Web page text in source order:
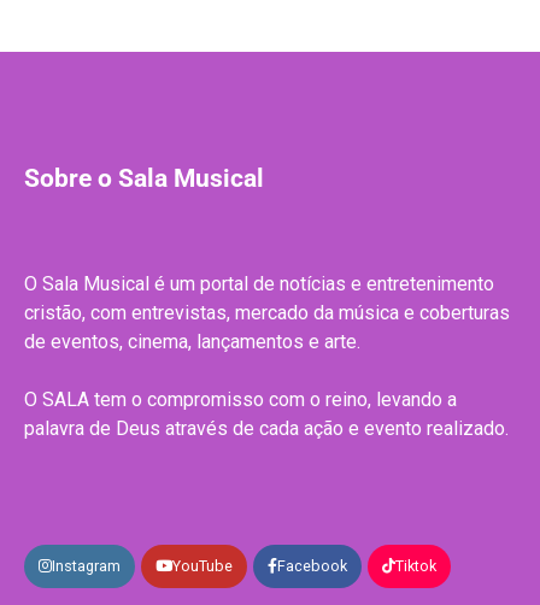
Sobre o Sala Musical
O Sala Musical é um portal de notícias e entretenimento
cristão, com entrevistas, mercado da música e coberturas
de eventos, cinema, lançamentos e arte.
O SALA tem o compromisso com o reino, levando a
palavra de Deus através de cada ação e evento realizado.
Instagram YouTube Facebook Tiktok